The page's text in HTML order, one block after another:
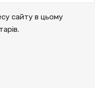
сайту в цьому